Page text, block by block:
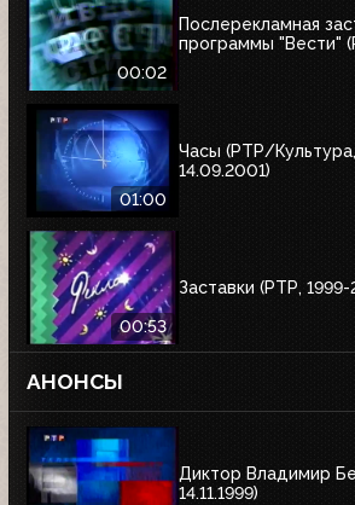
00:02
Послерекламная
программы "Вести"
01:00
Часы (РТР/Культура,
14.09.2001)
00:53
Заставки (РТР, 1999-
АНОНСЫ
Диктор Владимир
14.11.1999)